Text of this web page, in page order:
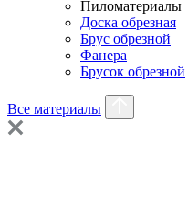
Пиломатериалы
Доска обрезная
Брус обрезной
Фанера
Брусок обрезной
Все материалы